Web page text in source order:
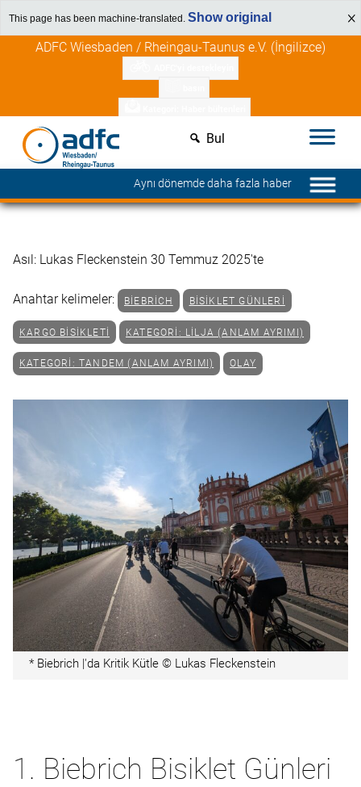
This page has been machine-translated. Show original
Üye avantajlarını keşfedin
ADFC Wiesbaden / Rheingau-Taunus e.V. (İngilizce)
Bul
Aynı dönemde daha fazla haber
Asıl: Lukas Fleckenstein 30 Temmuz 2025'te
Anahtar kelimeler: BIEBRICH BISIKLET GÜNLERI
KARGO BISIKLETI KATEGORI: LILJA (ANLAM AYRIMI)
KATEGORI: TANDEM (ANLAM AYRIMI) OLAY
* Biebrich |'da Kritik Kütle © Lukas Fleckenstein
1. Biebrich Bisiklet Günleri